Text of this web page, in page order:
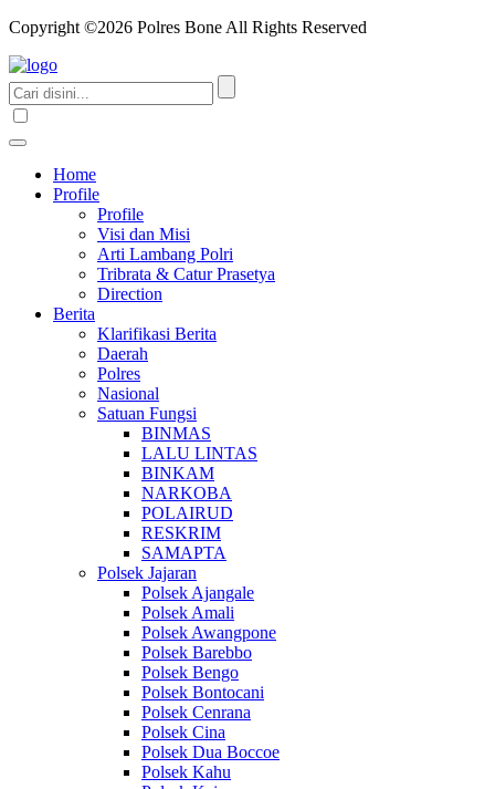
Copyright ©2026 Polres Bone All Rights Reserved
Home
Profile
Profile
Visi dan Misi
Arti Lambang Polri
Tribrata & Catur Prasetya
Direction
Berita
Klarifikasi Berita
Daerah
Polres
Nasional
Satuan Fungsi
BINMAS
LALU LINTAS
BINKAM
NARKOBA
POLAIRUD
RESKRIM
SAMAPTA
Polsek Jajaran
Polsek Ajangale
Polsek Amali
Polsek Awangpone
Polsek Barebbo
Polsek Bengo
Polsek Bontocani
Polsek Cenrana
Polsek Cina
Polsek Dua Boccoe
Polsek Kahu